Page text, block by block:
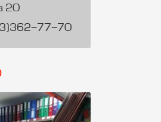
20
77-70